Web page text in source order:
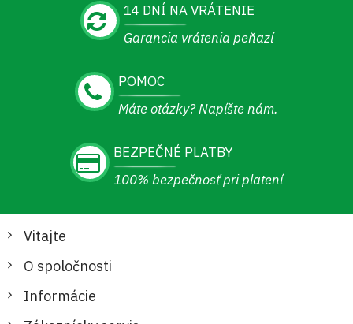
14 DNÍ NA VRÁTENIE
Garancia vrátenia peňazí
POMOC
Máte otázky? Napíšte nám.
BEZPEČNÉ PLATBY
100% bezpečnosť pri platení
Vitajte
O spoločnosti
Informácie